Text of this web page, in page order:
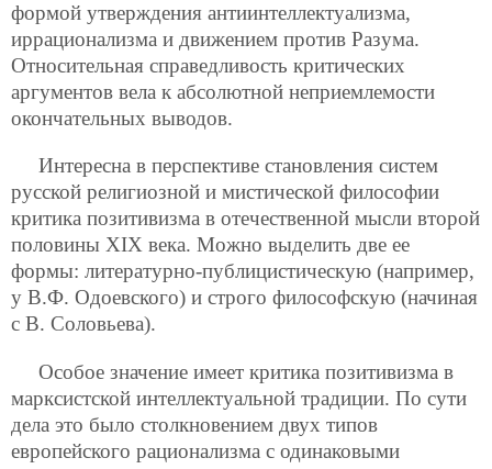
формой утверждения антиинтеллектуализма,
иррационализма и движением против Разума.
Относительная справедливость критических
аргументов вела к абсолютной неприемлемости
окончательных выводов.
Интересна в перспективе становления систем
русской религиозной и мистической философии
критика позитивизма в отечественной мысли второй
половины XIX века. Можно выделить две ее
формы: литературно-публицистическую (например,
у В.Ф. Одоевского) и строго философскую (начиная
с В. Соловьева).
Особое значение имеет критика позитивизма в
марксистской интеллектуальной традиции. По сути
дела это было столкновением двух типов
европейского рационализма с одинаковыми